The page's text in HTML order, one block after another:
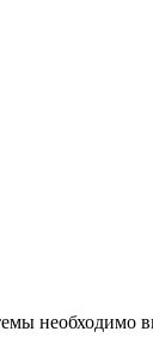
необходимо